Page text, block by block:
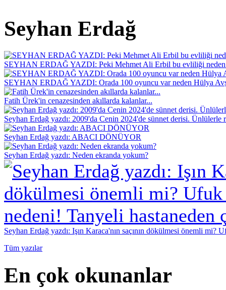
Seyhan Erdağ
SEYHAN ERDAĞ YAZDI: Peki Mehmet Ali Erbil bu evliliği neden
SEYHAN ERDAĞ YAZDI: Orada 100 oyuncu var neden Hülya
Fatih Ürek'in cenazesinden akıllarda kalanlar...
Seyhan Erdağ yazdı: 2009'da Cenin 2024'de sünnet derisi.
Seyhan Erdağ yazdı: ABACI DÖNÜYOR
Seyhan Erdağ yazdı: Neden ekranda yokum?
Seyhan Erdağ yazdı: Işın Karaca'nın saçının dökülmesi önemli mi?
Tüm yazılar
En çok okunanlar